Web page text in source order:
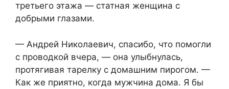
третьего этажа — статная женщина с
добрыми глазами.
— Андрей Николаевич, спасибо, что помогли
с проводкой вчера, — она улыбнулась,
протягивая тарелку с домашним пирогом. —
Как же приятно, когда мужчина дома. Я бы